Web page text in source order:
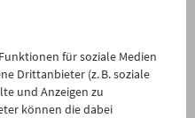
damit zahlreiche Vorteile,
oder freien
für soziale Medien
Drittanbieter (z. B. soziale
und Anzeigen zu
können die dabei